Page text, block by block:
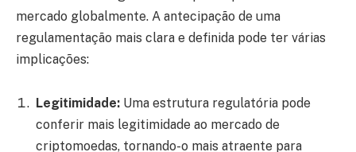
mercado globalmente. A antecipação de uma
regulamentação mais clara e definida pode ter várias
implicações:
Legitimidade: Uma estrutura regulatória pode
conferir mais legitimidade ao mercado de
criptomoedas, tornando-o mais atraente para